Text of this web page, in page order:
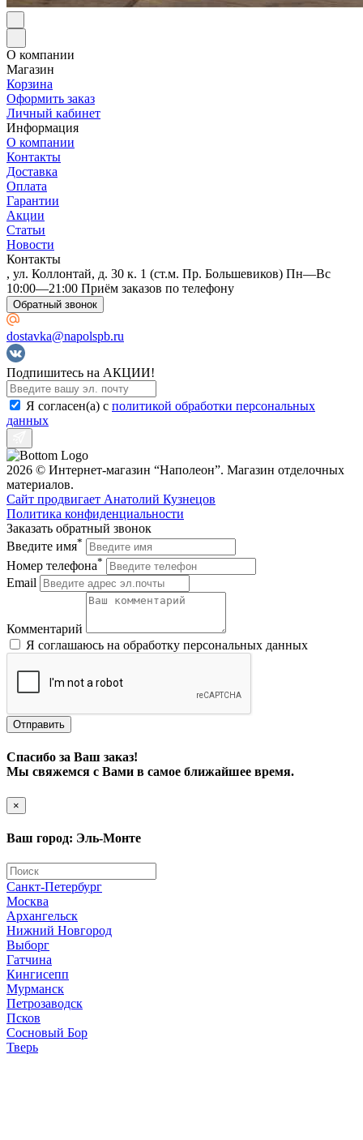
О компании
Магазин
Корзина
Оформить заказ
Личный кабинет
Информация
О компании
Контакты
Доставка
Оплата
Гарантии
Акции
Статьи
Новости
Контакты
, ул. Коллонтай, д. 30 к. 1 (ст.м. Пр. Большевиков) Пн—Вс
10:00—21:00 Приём заказов по телефону
Обратный звонок
dostavka@napolspb.ru
Подпишитесь на АКЦИИ!
Я согласен(a) с политикой обработки персональных
данных
2026 © Интернет-магазин “Наполеон”. Магазин отделочных
материалов.
Сайт продвигает Анатолий Кузнецов
Политика конфиденциальности
Заказать обратный звонок
Введите имя*
Номер телефона*
Email
Комментарий
Я соглашаюсь на обработку персональных данных
Отправить
Спасибо за Ваш заказ!
Мы свяжемся с Вами в самое ближайшее время.
×
Ваш город: Эль-Монте
Санкт-Петербург
Москва
Архангельск
Нижний Новгород
Выборг
Гатчина
Кингисепп
Мурманск
Петрозаводск
Псков
Сосновый Бор
Тверь